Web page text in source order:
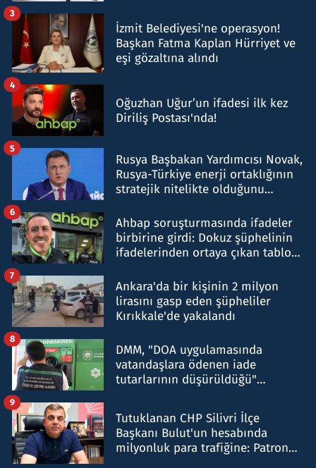
İzmit Belediyesi'ne operasyon!
Başkan Fatma Kaplan Hürriyet ve
eşi gözaltına alındı
3
Oğuzhan Uğur’un ifadesi ilk kez
Diriliş Postası'nda!
4
Rusya Başbakan Yardımcısı Novak,
Rusya-Türkiye enerji ortaklığının
stratejik nitelikte olduğunu
5
Ahbap soruşturmasında ifadeler
birbirine girdi: Dokuz şüphelinin
ifadelerinden ortaya çıkan tablo
6
Ankara'da bir kişinin 2 milyon
lirasını gasp eden şüpheliler
Kırıkkale'de yakalandı
7
DMM, "DOA uygulamasında
vatandaşlara ödenen iade
tutarlarının düşürüldüğü"
8
Tutuklanan CHP Silivri İlçe
Başkanı Bulut'un hesabında
milyonluk para trafiğine: Patron
9